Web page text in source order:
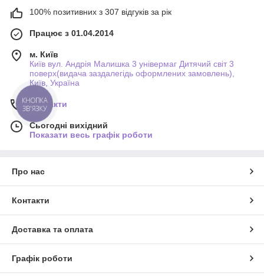
дальній поїздці. Стильні та модні аксесуари — брелоки,
дозволять вашій дитині прикрасити модним аксесуаром свій
100% позитивних з 307 відгуків за рік
Працює з 01.04.2014
м. Київ
Київ вул. Андрія Малишка 3 універмаг Дитячий світ 3
поверх(видача заздалегідь оформлених замовлень),
Київ, Україна
Контакти
Сьогодні вихідний
Показати весь графік роботи
Про нас
Контакти
Доставка та оплата
Графік роботи
КНОПКА
ЗВ'ЯЗКУ